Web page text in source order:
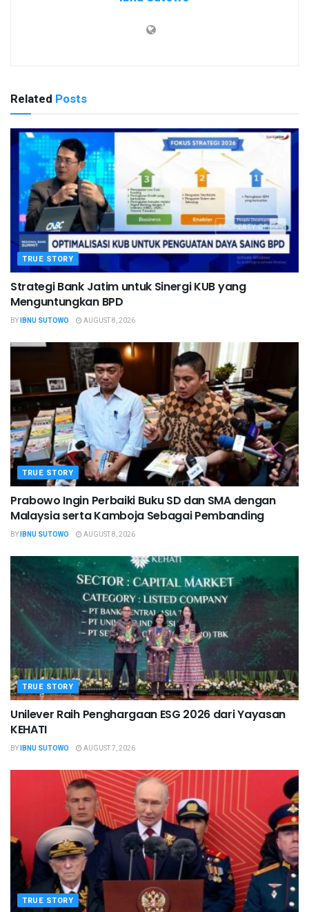
Related Posts
TRUE STORY
Strategi Bank Jatim untuk Sinergi KUB yang
Menguntungkan BPD
BYIBNU SUTOWO AUGUST 8, 2026
TRUE STORY
Prabowo Ingin Perbaiki Buku SD dan SMA dengan
Malaysia serta Kamboja Sebagai Pembanding
BYIBNU SUTOWO AUGUST 8, 2026
TRUE STORY
Unilever Raih Penghargaan ESG 2026 dari Yayasan
KEHATI
BYIBNU SUTOWO AUGUST 7, 2026
TRUE STORY